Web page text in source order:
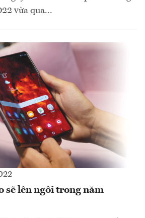
vừa qua...
sẽ lên ngôi trong năm